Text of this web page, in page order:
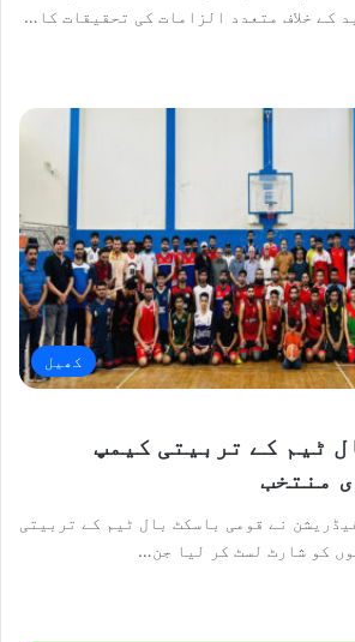
کے خلاف متعدد الزامات کی تحقیقات کا…
کھیل
ٹیم کے تربیتی کیمپ
نے قومی باسکٹ بال ٹیم کے تربیتی